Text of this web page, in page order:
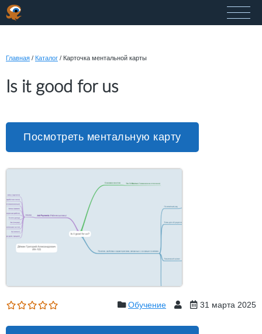
Главная / Каталог / Карточка ментальной карты
Is it good for us
Посмотреть ментальную карту
Обучение 31 марта 2025